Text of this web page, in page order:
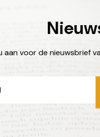
aan voor de nieuwsbrief